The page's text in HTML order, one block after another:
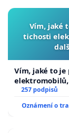
Vím, jaké
tichosti
Vím, jaké to
elektromobilů,
zaveďme
257 podpisů
Oznámení o